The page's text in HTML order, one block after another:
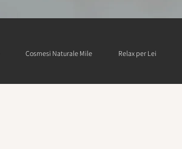
Cosmesi Naturale Mile Relax per Lei